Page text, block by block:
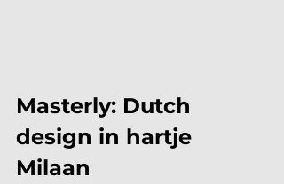
Masterly: Dutch
design in hartje
Milaan